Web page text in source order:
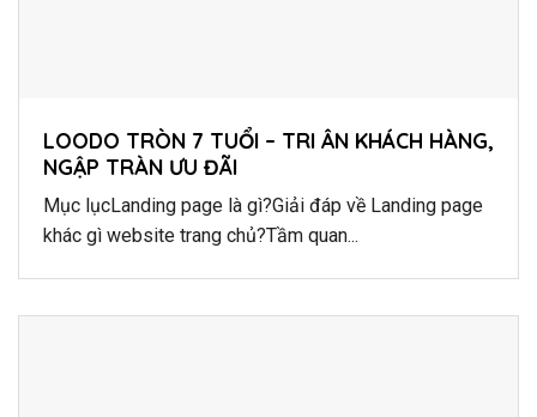
LOODO TRÒN 7 TUỔI – TRI ÂN KHÁCH HÀNG,
NGẬP TRÀN ƯU ĐÃI
Mục lụcLanding page là gì?Giải đáp về Landing page
khác gì website trang chủ?Tầm quan...